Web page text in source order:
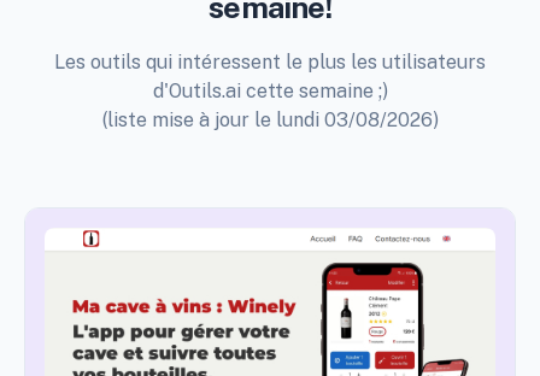
semaine!
Les outils qui intéressent le plus les utilisateurs
d'Outils.ai cette semaine ;)
(liste mise à jour le lundi 03/08/2026)